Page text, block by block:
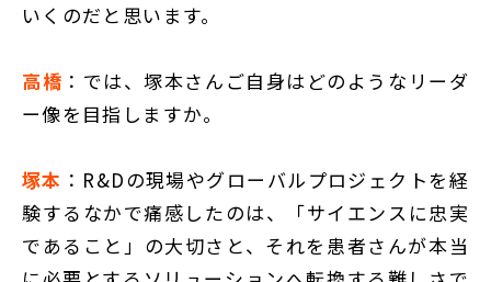
いくのだと思います。
高橋 ：では、塚本さんご自身はどのようなリーダ
ー像を目指しますか。
塚本 ：R&Dの現場やグローバルプロジェクトを経
験するなかで痛感したのは、「サイエンスに忠実
であること」の大切さと、それを患者さんが本当